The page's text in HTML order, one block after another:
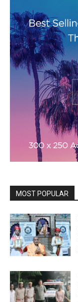
MOST POPULAR